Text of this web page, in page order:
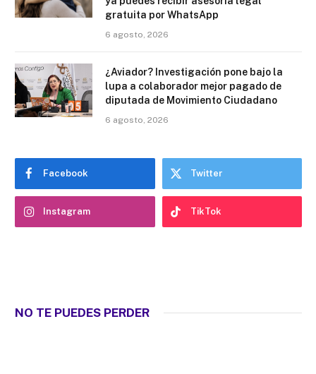
gratuita por WhatsApp
6 agosto, 2026
¿Aviador? Investigación pone bajo la
lupa a colaborador mejor pagado de
diputada de Movimiento Ciudadano
6 agosto, 2026
Facebook Twitter
Instagram TikTok
NO TE PUEDES PERDER